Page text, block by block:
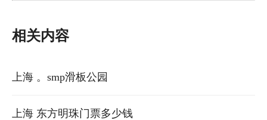
相关内容
上海 。smp滑板公园
上海 东方明珠门票多少钱